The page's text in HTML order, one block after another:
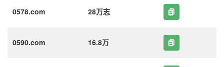
0578.com 28万志
0590.com 16.8万